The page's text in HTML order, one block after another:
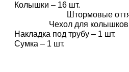
Колышки – 16 шт.
Штормовые
Чехол для колышков
Накладка под трубу– 1 шт.
Сумка – 1 шт.